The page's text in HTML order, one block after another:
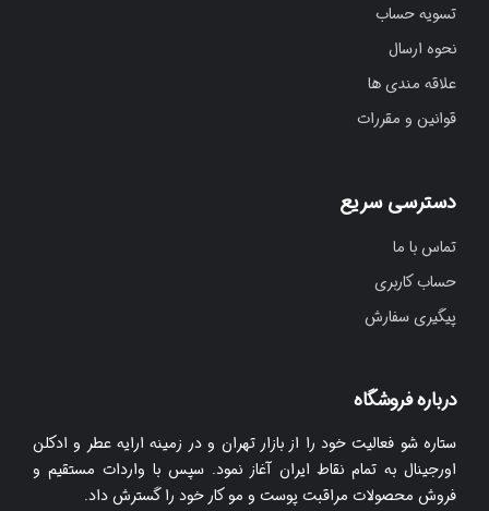
تسویه حساب
نحوه ارسال
علاقه مندی ها
قوانین و مقررات
دسترسی سریع
تماس با ما
حساب کاربری
پیگیری سفارش
درباره فروشگاه
ستاره شو فعالیت خود را از بازار تهران و در زمینه ارایه عطر و ادکلن
اورجینال به تمام نقاط ایران آغاز نمود. سپس با واردات مستقیم و
فروش محصولات مراقبت پوست و مو کار خود را گسترش داد.